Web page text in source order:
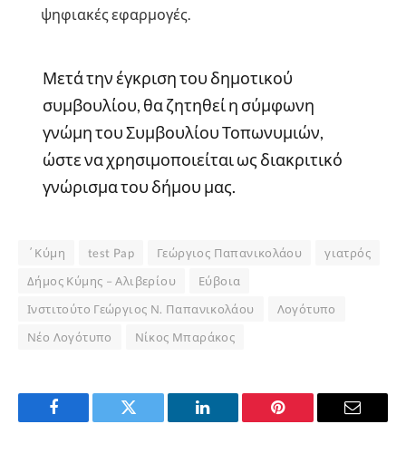
ψηφιακές εφαρμογές.
Μετά την έγκριση του δημοτικού
συμβουλίου, θα ζητηθεί η σύμφωνη
γνώμη του Συμβουλίου Τοπωνυμιών,
ώστε να χρησιμοποιείται ως διακριτικό
γνώρισμα του δήμου μας.
΄Κύμη test Pap Γεώργιος Παπανικολάου
γιατρός
Δήμος Κύμης – Αλιβερίου
Εύβοια
Ινστιτούτο Γεώργιος Ν. Παπανικολάου
Λογότυπο
Νέο Λογότυπο
Νίκος Μπαράκος
Facebook Twitter LinkedIn Pinterest Email